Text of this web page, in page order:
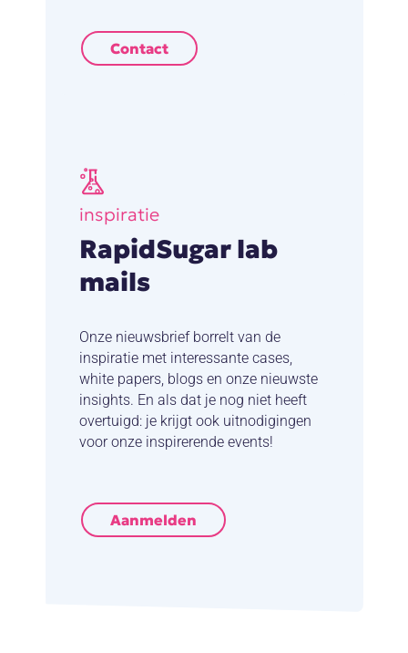
Contact
inspiratie
RapidSugar lab
mails
Onze nieuwsbrief borrelt van de
inspiratie met interessante cases,
white papers, blogs en onze nieuwste
insights. En als dat je nog niet heeft
overtuigd: je krijgt ook uitnodigingen
voor onze inspirerende events!
Aanmelden